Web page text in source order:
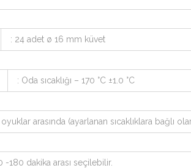
: 24 adet ø 16 mm küvet
: Oda sıcaklığı – 170 °C ±1.0 °C
arasında (ayarlanan sıcaklıklara bağlı
-180 dakika arası seçilebilir.